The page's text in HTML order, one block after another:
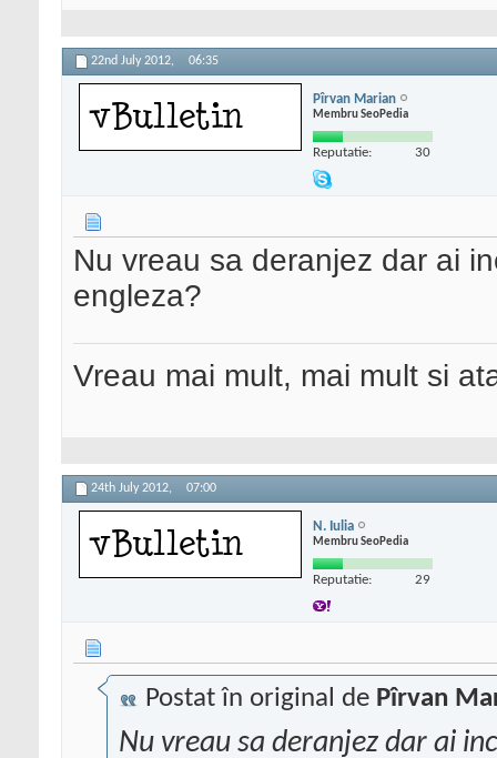
22nd July 2012, 06:35
Pîrvan Marian
Membru SeoPedia
Reputatie: 30
Nu vreau sa deranjez dar ai
engleza?
Vreau mai mult, mai mult si
24th July 2012, 07:00
N. Iulia
Membru SeoPedia
Reputatie: 29
Postat în original de Pîrvan
Nu vreau sa deranjez dar ai